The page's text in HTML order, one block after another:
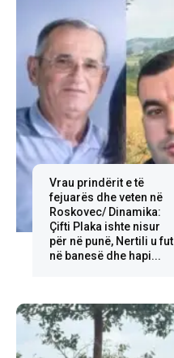
Vrau prindërit e të
fejuarës dhe veten në
Roskovec/ Dinamika:
Çifti Plaka ishte nisur
për në punë, Nertili u fut
në banesë dhe hapi...